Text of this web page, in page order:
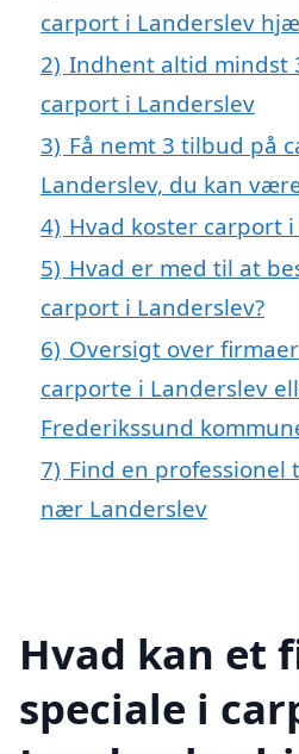
carport i Landerslev
2) Indhent altid mindst
carport i Landerslev
3) Få nemt 3 tilbud på
Landerslev, du kan
4) Hvad koster carport i
5) Hvad er med til at
carport i Landerslev?
6) Oversigt over
carporte i Landerslev
Frederikssund
7) Find en
nær Landerslev
Hvad kan et
speciale i